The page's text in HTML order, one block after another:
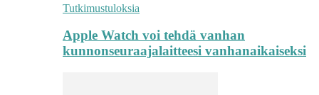
Tutkimustuloksia
Apple Watch voi tehdä vanhan
kunnonseuraajalaitteesi vanhanaikaiseksi